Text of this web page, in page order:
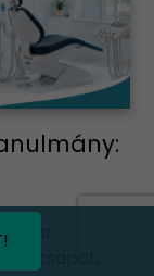
már